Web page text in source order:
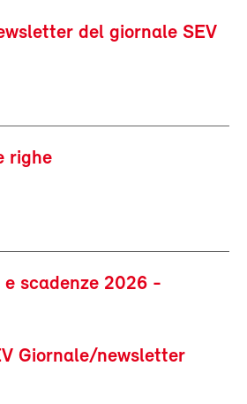
del giornale SEV
righe
scadenze 2026 -
Giornale/newsletter